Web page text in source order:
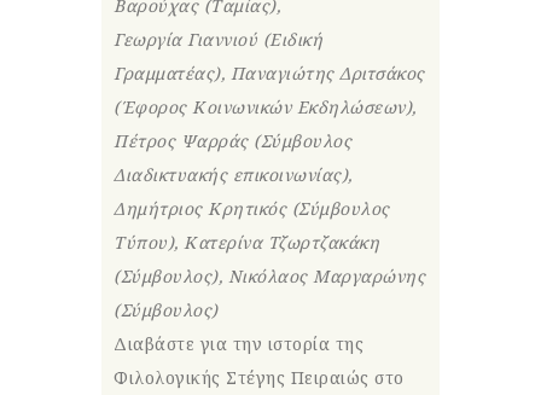
Βαρούχας (Ταμίας),
Γεωργία Γιαννιού (Ειδική
Γραμματέας), Παναγιώτης Δριτσάκος
(Έφορος Κοινωνικών Εκδηλώσεων),
Πέτρος Ψαρράς (Σύμβουλος
Διαδικτυακής επικοινωνίας),
Δημήτριος Κρητικός (Σύμβουλος
Τύπου), Κατερίνα Τζωρτζακάκη
(Σύμβουλος), Νικόλαος Μαργαρώνης
(Σύμβουλος)
Διαβάστε για την ιστορία της
Φιλολογικής Στέγης Πειραιώς στο